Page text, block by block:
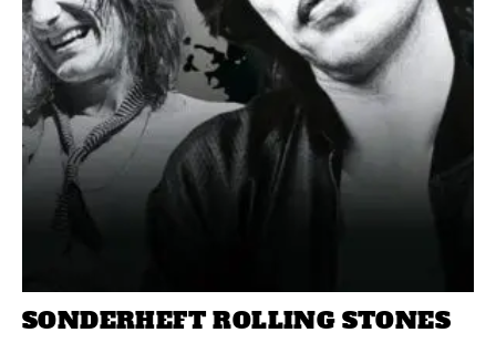
SONDERHEFT ROLLING STONES